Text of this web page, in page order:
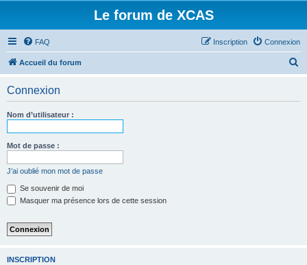
Le forum de XCAS
FAQ Connexion
Inscription
Accueil du forum
Connexion
Nom d’utilisateur :
Mot de passe :
J’ai oublié mon mot de passe
Se souvenir de moi
Masquer ma présence lors de cette session
INSCRIPTION